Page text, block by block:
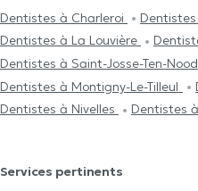
Dentistes à Charleroi
Dentistes à La Louvière
Dentistes à Saint-Josse-Ten-
Dentistes à Montigny-Le-Tilleul
Dentistes à Nivelles
Dentistes
Services pertinents